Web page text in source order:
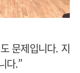
문제입니다. 지
다.”